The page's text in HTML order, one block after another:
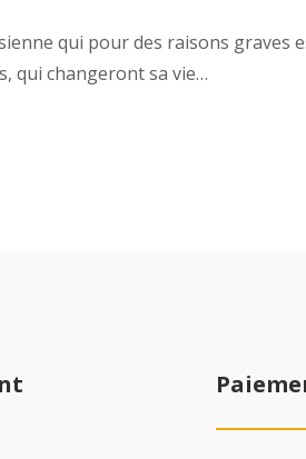
qui pour des raisons graves
qui changeront sa vie…